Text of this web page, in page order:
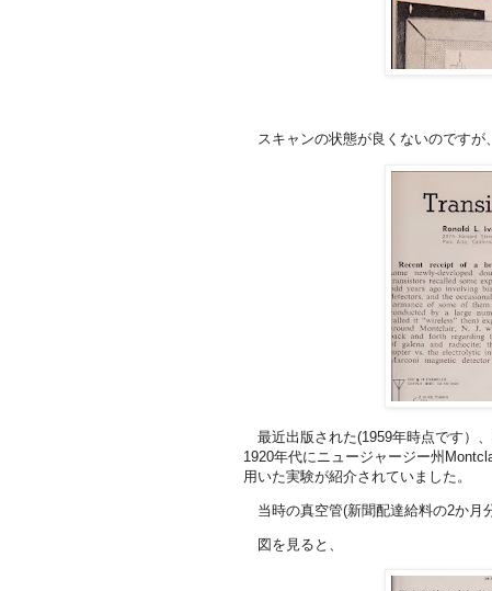
スキャンの状態が良くないのですが
最近出版された(1959年時点です）
1920年代にニュージャージー州
用いた実験が紹介されていました。
当時の真空管(新聞配達給料の2か月
図を見ると、